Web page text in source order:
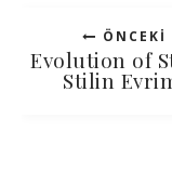
ÖNCEKI
Evolution of
Stilin